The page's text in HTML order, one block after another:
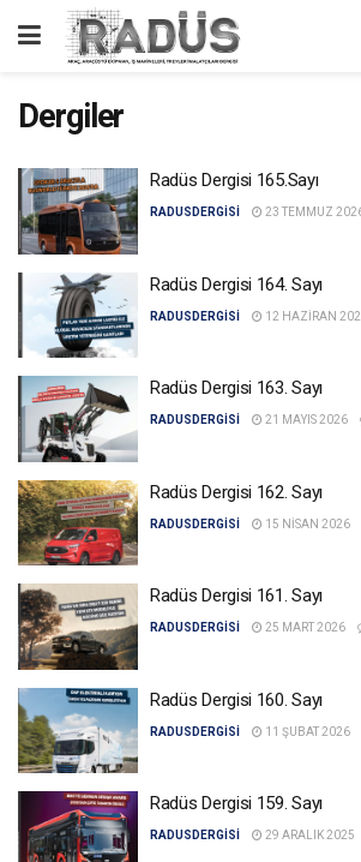
Dergiler
Radüs Dergisi 165.Sayı
RADUSDERGISI 23 TEMMUZ
Radüs Dergisi 164. Sayı
RADUSDERGISI 12 HAZIRAN
Radüs Dergisi 163. Sayı
RADUSDERGISI 21 MAYIS 2026
Radüs Dergisi 162. Sayı
RADUSDERGISI 15 NISAN 2026
Radüs Dergisi 161. Sayı
RADUSDERGISI 25 MART 2026
Radüs Dergisi 160. Sayı
RADUSDERGISI 11 ŞUBAT 2026
Radüs Dergisi 159. Sayı
RADUSDERGISI 29 ARALIK 2025